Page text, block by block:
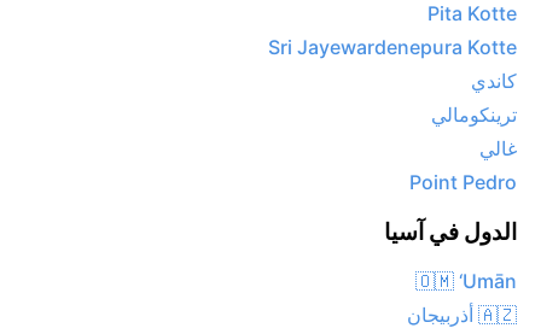
Pita Kotte
Sri Jayewardenepura Kotte
كاندي
ترينكومالي
غالي
Point Pedro
الدول في آسيا
🇴🇲 ‘Umān
🇦🇿 أذربيجان